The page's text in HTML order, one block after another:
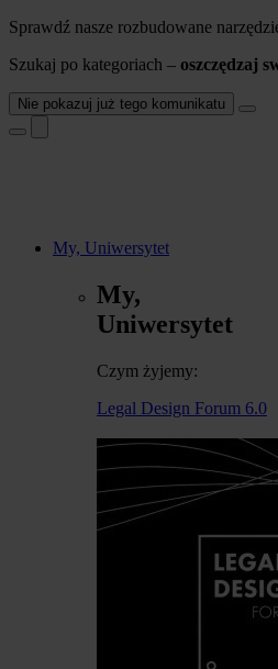
Sprawdź nasze rozbudowane
Szukaj po kategoriach – oszczędzaj
Nie pokazuj już tego komunikatu
My, Uniwersytet
My,
Uniwersytet
Czym żyjemy:
Legal Design Forum 6.0